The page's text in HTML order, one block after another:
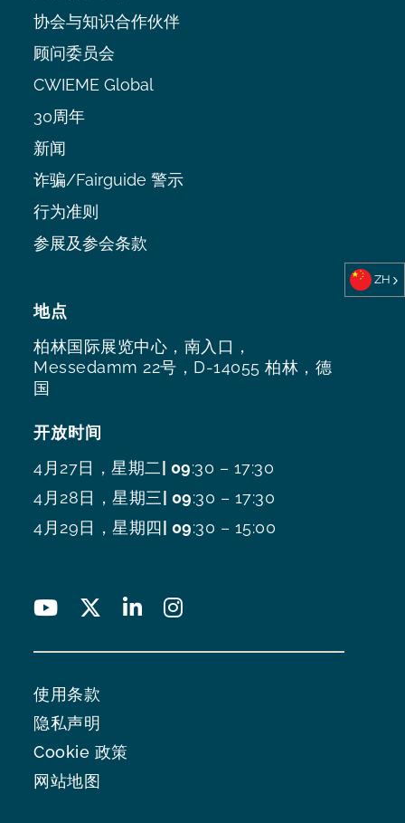
地点
柏林国际展览中心，南入口，
Messedamm 22号，D-14055 柏林，德
国
开放时间
4月27日，星期二| 09:30 – 17:30
4月28日，星期三| 09:30 – 17:30
4月29日，星期四| 09:30 – 15:00
协会与知识合作伙伴
顾问委员会
CWIEME Global
30周年
新闻
诈骗/Fairguide 警示
行为准则
参展及参会条款
使用条款
隐私声明
Cookie 政策
网站地图
ZH